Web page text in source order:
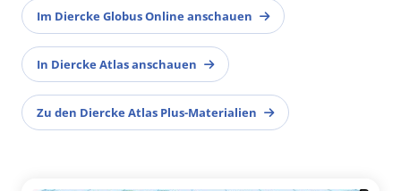
Im Diercke Globus Online anschauen
In Diercke Atlas anschauen
Zu den Diercke Atlas Plus-Materialien